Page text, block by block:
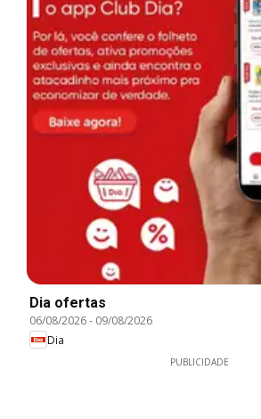
Dia ofertas
06/08/2026- 09/08/2026
Dia
PUBLICIDADE